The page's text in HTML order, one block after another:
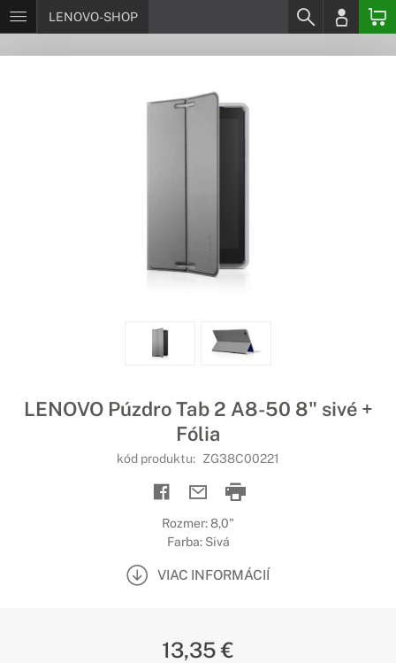
LENOVO-SHOP
LENOVO Púzdro Tab 2 A8-50 8" sivé +
Fólia
kód produktu: ZG38C00221
Rozmer: 8,0"
Farba: Sivá
VIAC INFORMÁCIÍ
13,35 €